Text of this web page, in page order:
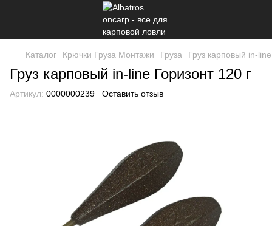
Каталог Крючки Груза Монтажи Груза Груз карповый in-
Груз карповый in-line Горизонт 120 г
Артикул: 0000000239 Оставить отзыв